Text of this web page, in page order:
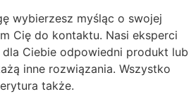
wybierzesz myśląc o swojej
Cię do kontaktu. Nasi eksperci
Ciebie odpowiedni produkt lub
inne rozwiązania. Wszystko
także.